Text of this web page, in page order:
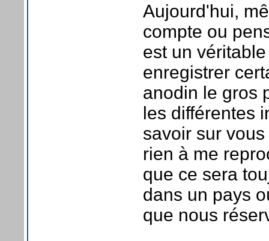
Aujourd'hui,
compte ou
est un
enregistrer
anodin le gros
les différentes
savoir sur
rien à me
que ce sera
dans un pays
que nous